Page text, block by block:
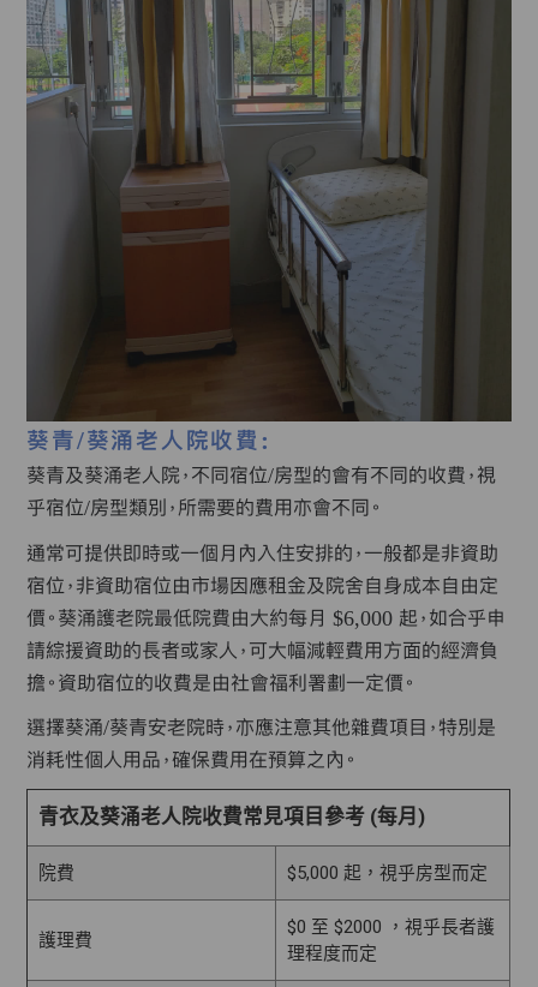
葵青/葵涌老人院收費:
葵青及葵涌老人院，不同宿位/房型的會有不同的收費，視
乎宿位/房型類別，所需要的費用亦會不同。
通常可提供即時或一個月內入住安排的，一般都是非資助
宿位，非資助宿位由市場因應租金及院舍自身成本自由定
價。葵涌護老院最低院費由大約每月 $6,000 起，如合乎申
請綜援資助的長者或家人，可大幅減輕費用方面的經濟負
擔。資助宿位的收費是由社會福利署劃一定價。
選擇葵涌/葵青安老院時，亦應注意其他雜費項目，特別是
消耗性個人用品，確保費用在預算之內。
青衣及葵涌老人院收費常見項目參考 (每月)
院費 $5,000 起，視乎房型而定
護理費
$0 至 $2000 ，視乎長者護
理程度而定